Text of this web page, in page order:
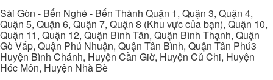
Sài Gòn - Bến Nghé - Bến Thành Quận 1, Quận 3, Quận 4,
Quận 5, Quận 6, Quận 7, Quận 8 (Khu vực của bạn), Quận 10,
Quận 11, Quận 12, Quận Bình Tân, Quận Bình Thạnh, Quận
Gò Vấp, Quận Phú Nhuận, Quận Tân Bình, Quận Tân Phú3
Huyện Bình Chánh, Huyện Cần Giờ, Huyện Củ Chi, Huyện
Hóc Môn, Huyện Nhà Bè